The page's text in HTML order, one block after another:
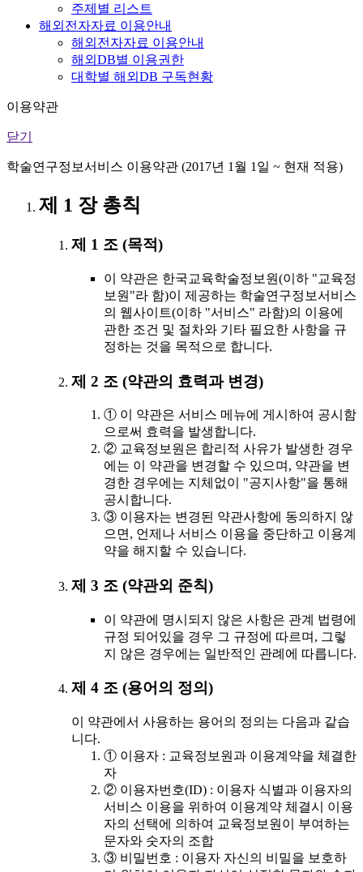
주제별 리스트
해외전자자료 이용안내
해외전자자료 이용안내
해외DB별 이용권한
대학별 해외DB 구독현황
이용약관
닫기
학술연구정보서비스 이용약관 (2017년 1월 1일 ~ 현재 적용)
제 1 장 총칙
제 1 조 (목적)
이 약관은 한국교육학술정보원(이하 "교육정
보원"라 함)이 제공하는 학술연구정보서비스
의 웹사이트(이하 "서비스" 라함)의 이용에
관한 조건 및 절차와 기타 필요한 사항을 규
정하는 것을 목적으로 합니다.
제 2 조 (약관의 효력과 변경)
① 이 약관은 서비스 메뉴에 게시하여 공시함
으로써 효력을 발생합니다.
② 교육정보원은 합리적 사유가 발생한 경우
에는 이 약관을 변경할 수 있으며, 약관을 변
경한 경우에는 지체없이 "공지사항"을 통해
공시합니다.
③ 이용자는 변경된 약관사항에 동의하지 않
으면, 언제나 서비스 이용을 중단하고 이용계
약을 해지할 수 있습니다.
제 3 조 (약관외 준칙)
이 약관에 명시되지 않은 사항은 관계 법령에
규정 되어있을 경우 그 규정에 따르며, 그렇
지 않은 경우에는 일반적인 관례에 따릅니다.
제 4 조 (용어의 정의)
이 약관에서 사용하는 용어의 정의는 다음과 같습
니다.
① 이용자 : 교육정보원과 이용계약을 체결한
자
② 이용자번호(ID) : 이용자 식별과 이용자의
서비스 이용을 위하여 이용계약 체결시 이용
자의 선택에 의하여 교육정보원이 부여하는
문자와 숫자의 조합
③ 비밀번호 : 이용자 자신의 비밀을 보호하